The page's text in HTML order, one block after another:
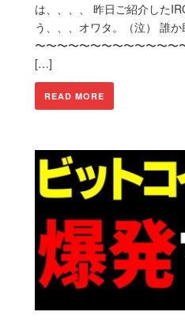
は、、、、 昨日ご紹介した
う、、、オワタ。（泣） 誰か
〜〜〜〜〜〜〜〜〜〜〜〜
[…]
READ MORE